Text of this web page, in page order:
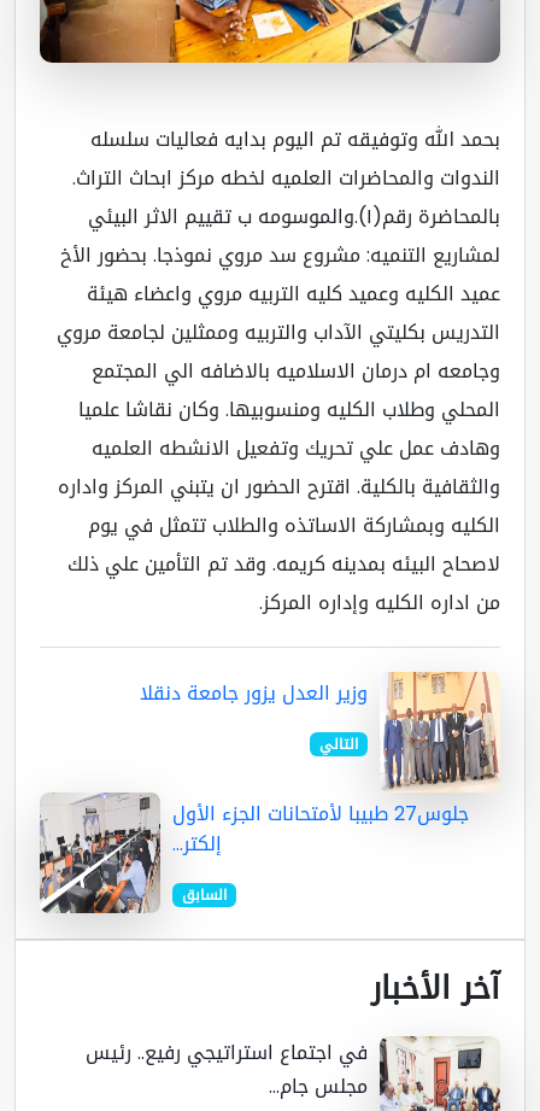
الله وتوفيقه تم اليوم بدايه فعاليات سلسله
والمحاضرات العلميه لخطه مركز ابحاث التراث.
بالمحاضرة رقم(١).والموسومه ب تقييم الاثر البيئي
التنميه: مشروع سد مروي نموذجا. بحضور الأخ
الكليه وعميد كليه التربيه مروي واعضاء هيئة
بكليتي الآداب والتربيه وممثلين لجامعة مروي
ام درمان الاسلاميه بالاضافه الي المجتمع
وطلاب الكليه ومنسوبيها. وكان نقاشا علميا
عمل علي تحريك وتفعيل الانشطه العلميه
بالكلية. اقترح الحضور ان يتبني المركز واداره
وبمشاركة الاساتذه والطلاب تتمثل في يوم
البيئه بمدينه كريمه. وقد تم التأمين علي ذلك
اداره الكليه وإداره المركز.
وزير العدل يزور جامعة دنقلا
التالي
جلوس27 طبيبا لأمتحانات الجزء الأول
السابق
الأخبار
في اجتماع استراتيجي رفيع.. رئيس
مجلس جام...